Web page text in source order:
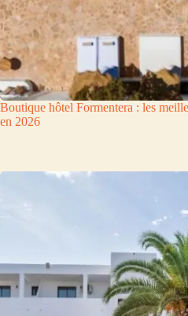
Boutique hôtel Formentera : les
en 2026